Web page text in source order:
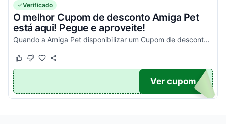
Verificado
O melhor Cupom de desconto Amiga Pet
está aqui! Pegue e aproveite!
Quando a Amiga Pet disponibilizar um Cupom de desconto você poderá encontrá-lo aqui!
Este cupom funcionou
Este cupom não funcionou
TICO
Ver cupom